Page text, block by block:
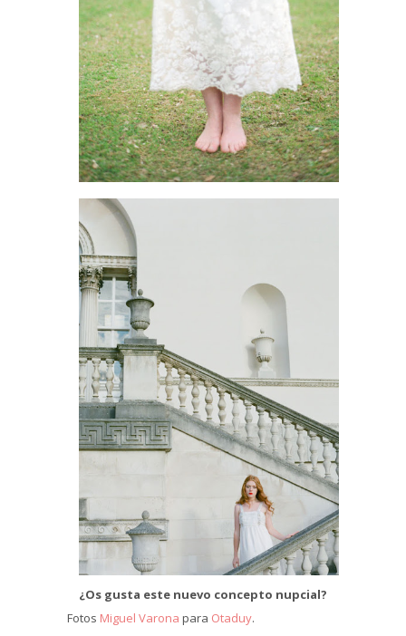
¿Os gusta este nuevo concepto nupcial?
Fotos Miguel Varona para Otaduy.